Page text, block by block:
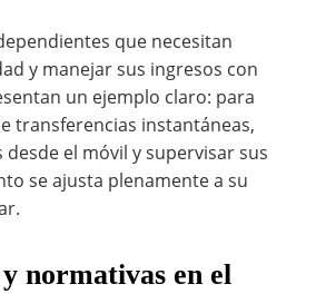
que necesitan
y manejar sus ingresos con
un ejemplo claro: para
transferencias instantáneas,
desde el móvil y supervisar sus
se ajusta plenamente a su
normativas en el